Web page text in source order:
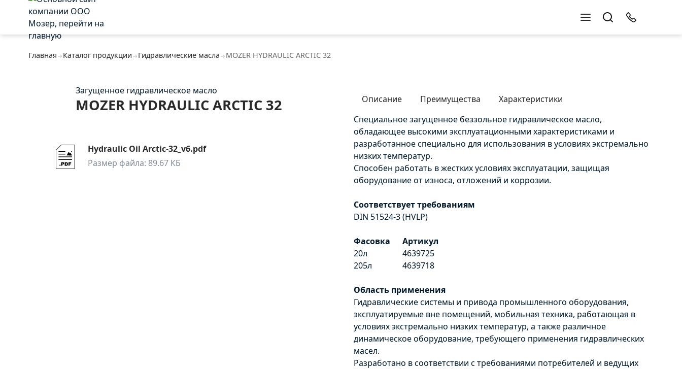
Главная Каталог продукции Гидравлические масла MOZER HYDRAULIC ARCTIC 32
Загущенное гидравлическое масло
MOZER HYDRAULIC ARCTIC 32
Hydraulic Oil Arctic-32_v6.pdf
Размер файла: 89.67 КБ
Описание Преимущества
Характеристики
Специальное загущенное беззольное гидравлическое масло,
обладающее высокими эксплуатационными характеристиками и
разработанное специально для использования в условиях экстремально
низких температур.
Способен работать в жестких условиях эксплуатации, защищая
оборудование от износа, отложений и коррозии.
Соответствует требованиям
DIN 51524-3 (HVLP)
Фасовка
Артикул
20л
4639725
205л
4639718
Область применения
Гидравлические системы и привода промышленного оборудования,
эксплуатируемые вне помещений, мобильная техника, работающая в
условиях экстремально низких температур, а также различное
динамическое оборудование, требующего применения гидравлических
масел.
Разработано в соответствии с требованиями потребителей и ведущих